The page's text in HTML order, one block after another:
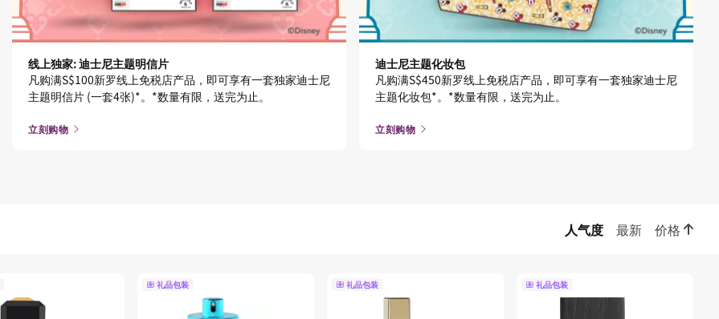
线上独家: 迪士尼主题明信片
凡购满S$100新罗线上免税店产品，即可享有一套独家迪士尼
主题明信片 (一套4张)*。*数量有限，送完为止。
立刻购物
迪士尼主题化妆包
凡购满S$450新罗线上免税店产品，即可享有一套独家迪士尼
主题化妆包*。*数量有限，送完为止。
立刻购物
人气度 最新 价格
礼品包装 礼品包装 礼品包装